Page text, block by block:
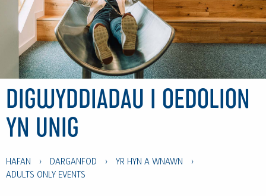
DIGWYDDIADAU I OEDOLION
YN UNIG
HAFAN › DARGANFOD › YR HYN A WNAWN
›
ADULTS ONLY EVENTS